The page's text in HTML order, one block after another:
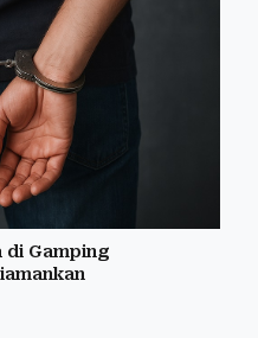
di Gamping